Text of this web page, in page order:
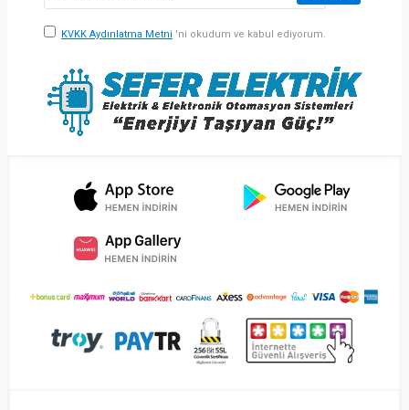
KVKK Aydınlatma Metni 'ni okudum ve kabul ediyorum.